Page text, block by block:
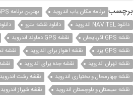
برچسب برنامه مکان یاب اندروید بهترین برنامه GPS اندروید
دانلود NAVITEL اندروید
دانلود نقشه مترو
نقشه GPS آذربایجان
نقشه GPS دماوند اندروید
نقشه GPS یزد
نقشه اهواز برای اندروید
نقشه
نقشه تهران اندروید
نقشه جده یرای اندروید
نقشه چهارمحال و بختیاری اندروید
نقشه رشت اندروید
نقشه سیستان و بلوچستان اندروید
نقشه شیراز اندروید